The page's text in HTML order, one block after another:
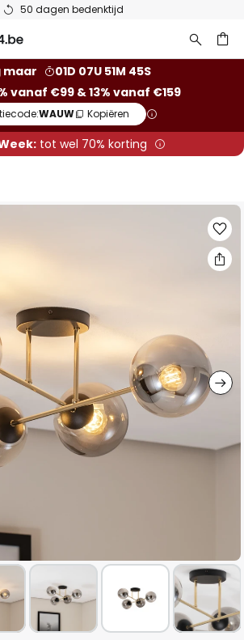
50 dagen bedenktijd
maar
01D 07U 51M 44S
vanaf €99 & 13% vanaf €159
WAUW Kopiëren
tot wel 70% korting